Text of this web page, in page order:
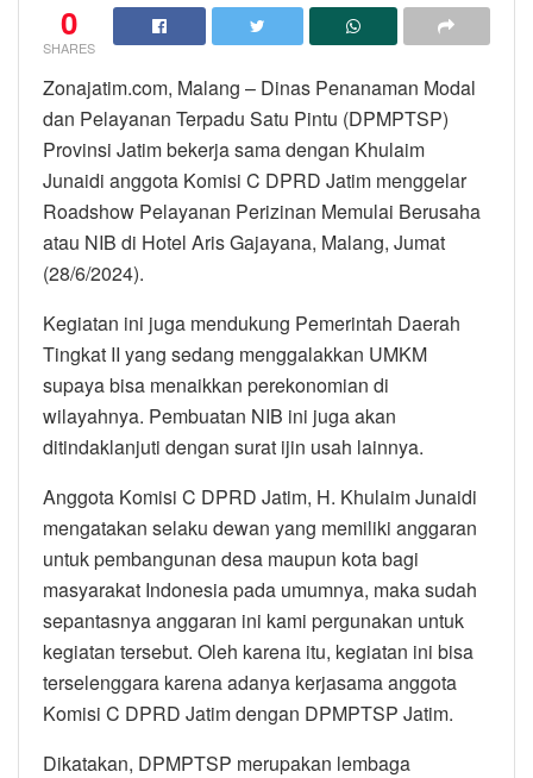
0
SHARES
Zonajatim.com, Malang – Dinas Penanaman Modal
dan Pelayanan Terpadu Satu Pintu (DPMPTSP)
Provinsi Jatim bekerja sama dengan Khulaim
Junaidi anggota Komisi C DPRD Jatim menggelar
Roadshow Pelayanan Perizinan Memulai Berusaha
atau NIB di Hotel Aris Gajayana, Malang, Jumat
(28/6/2024).
Kegiatan ini juga mendukung Pemerintah Daerah
Tingkat II yang sedang menggalakkan UMKM
supaya bisa menaikkan perekonomian di
wilayahnya. Pembuatan NIB ini juga akan
ditindaklanjuti dengan surat ijin usah lainnya.
Anggota Komisi C DPRD Jatim, H. Khulaim Junaidi
mengatakan selaku dewan yang memiliki anggaran
untuk pembangunan desa maupun kota bagi
masyarakat Indonesia pada umumnya, maka sudah
sepantasnya anggaran ini kami pergunakan untuk
kegiatan tersebut. Oleh karena itu, kegiatan ini bisa
terselenggara karena adanya kerjasama anggota
Komisi C DPRD Jatim dengan DPMPTSP Jatim.
Dikatakan, DPMPTSP merupakan lembaga